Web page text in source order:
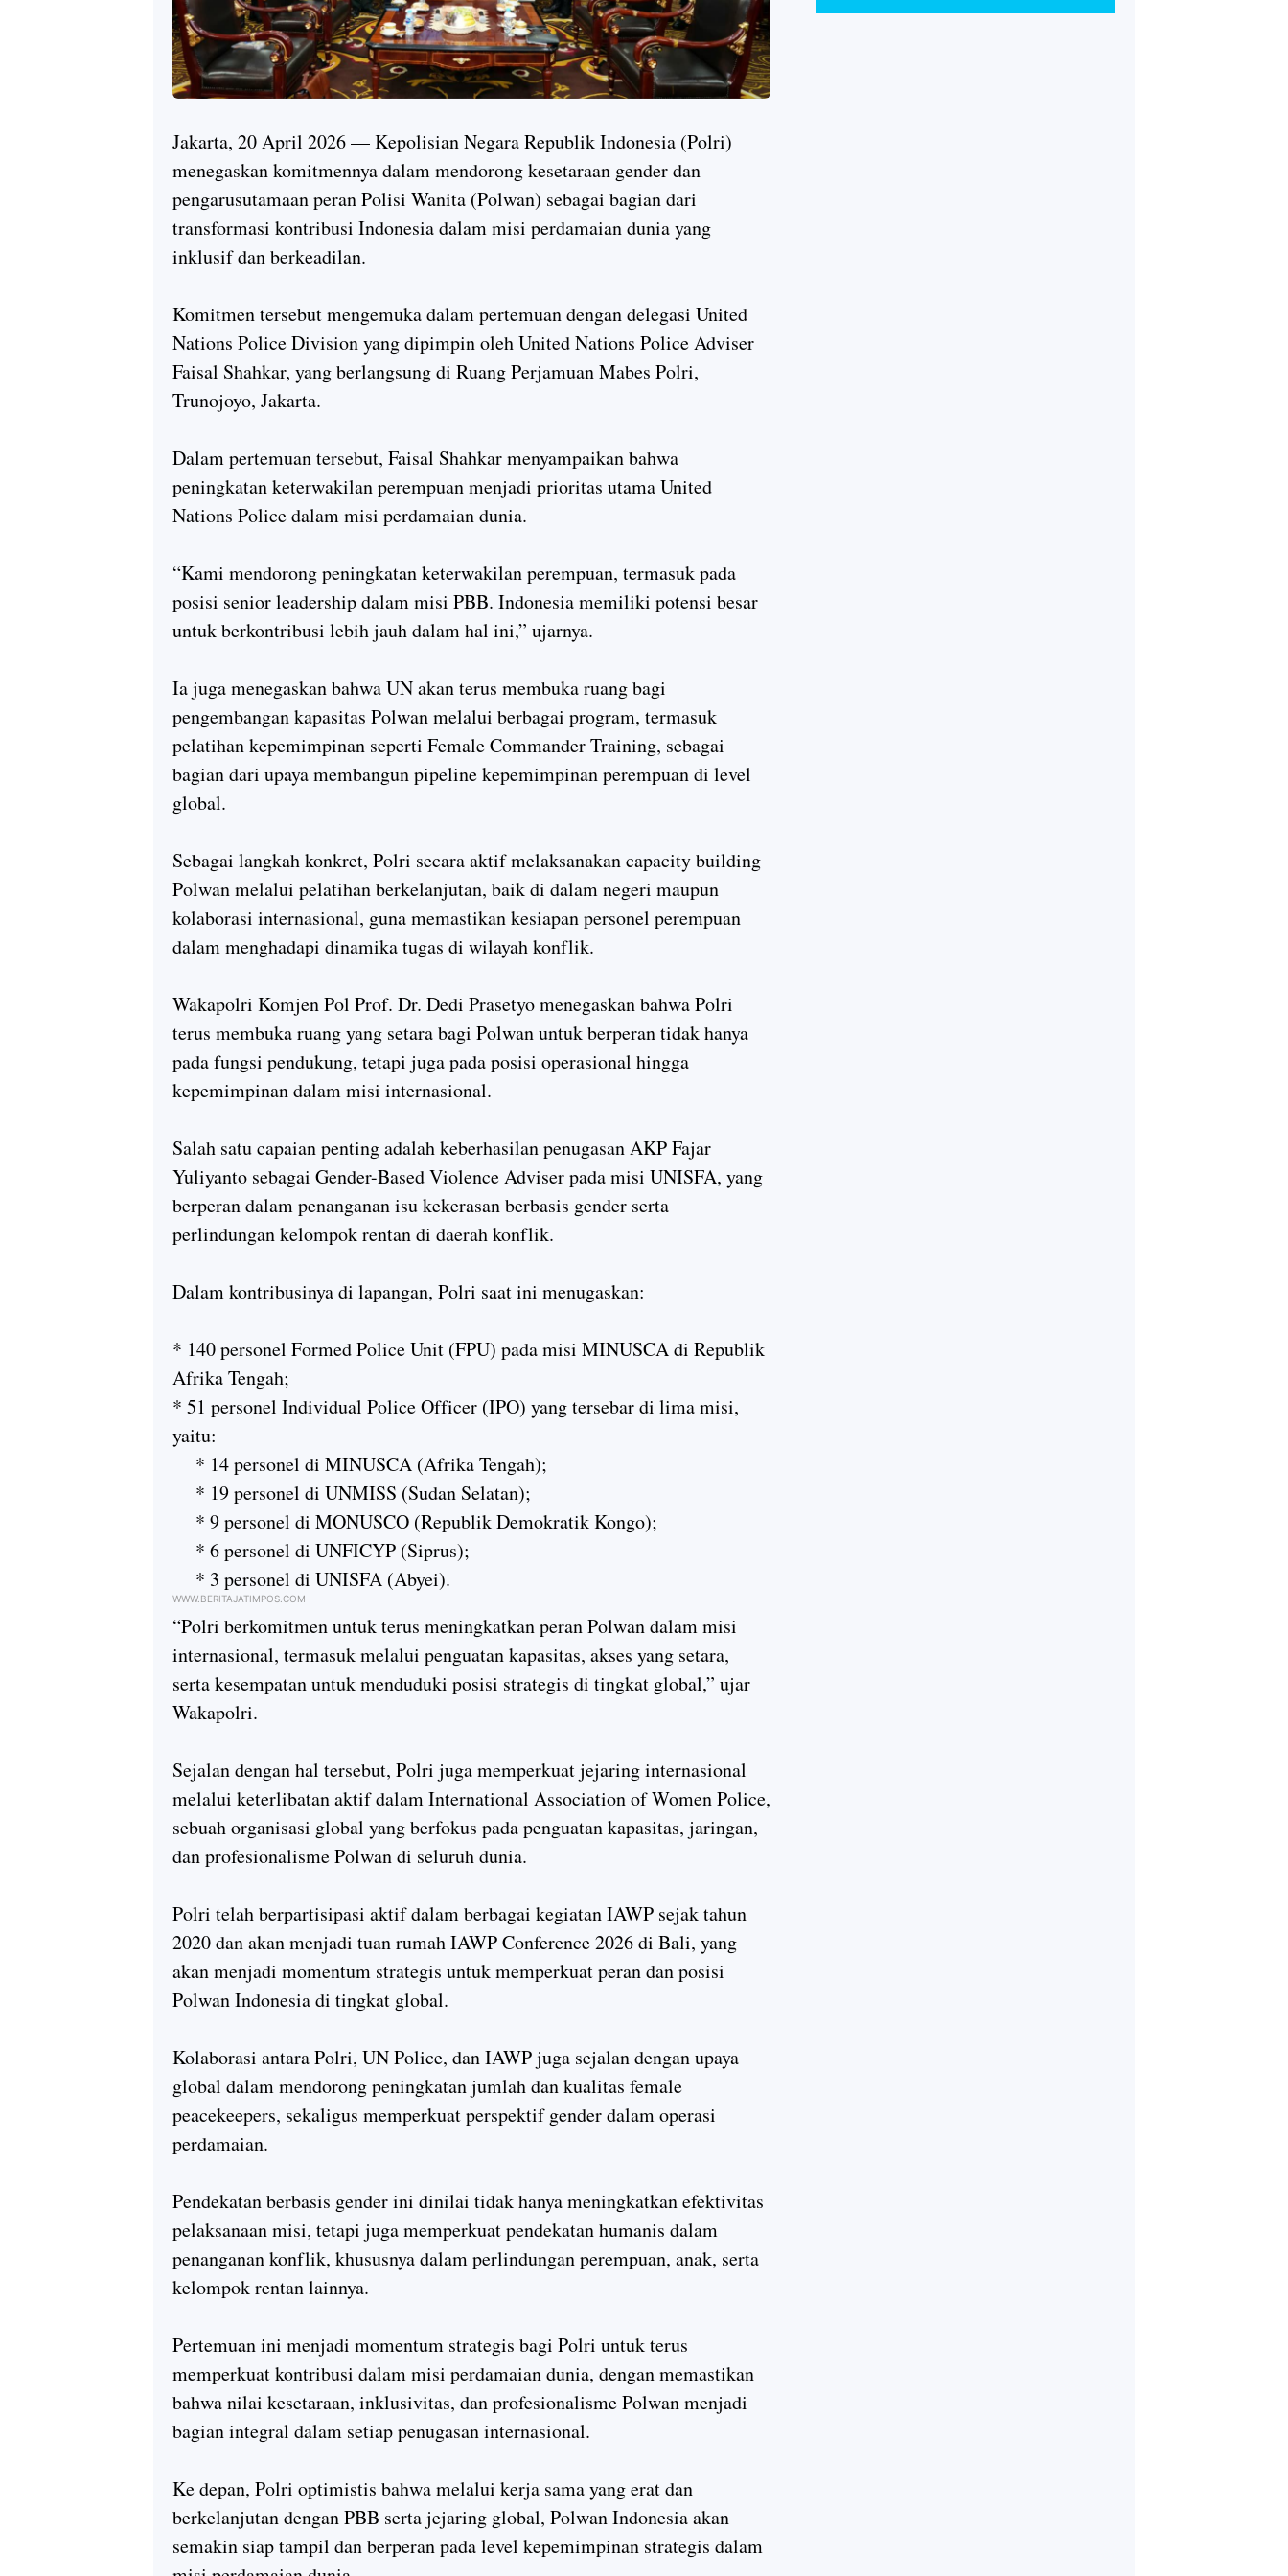
Jakarta, 20 April 2026 — Kepolisian Negara Republik Indonesia (Polri)
menegaskan komitmennya dalam mendorong kesetaraan gender dan
pengarusutamaan peran Polisi Wanita (Polwan) sebagai bagian dari
transformasi kontribusi Indonesia dalam misi perdamaian dunia yang
inklusif dan berkeadilan.
Komitmen tersebut mengemuka dalam pertemuan dengan delegasi United
Nations Police Division yang dipimpin oleh United Nations Police Adviser
Faisal Shahkar, yang berlangsung di Ruang Perjamuan Mabes Polri,
Trunojoyo, Jakarta.
Dalam pertemuan tersebut, Faisal Shahkar menyampaikan bahwa
peningkatan keterwakilan perempuan menjadi prioritas utama United
Nations Police dalam misi perdamaian dunia.
“Kami mendorong peningkatan keterwakilan perempuan, termasuk pada
posisi senior leadership dalam misi PBB. Indonesia memiliki potensi besar
untuk berkontribusi lebih jauh dalam hal ini,” ujarnya.
Ia juga menegaskan bahwa UN akan terus membuka ruang bagi
pengembangan kapasitas Polwan melalui berbagai program, termasuk
pelatihan kepemimpinan seperti Female Commander Training, sebagai
bagian dari upaya membangun pipeline kepemimpinan perempuan di level
global.
Sebagai langkah konkret, Polri secara aktif melaksanakan capacity building
Polwan melalui pelatihan berkelanjutan, baik di dalam negeri maupun
kolaborasi internasional, guna memastikan kesiapan personel perempuan
dalam menghadapi dinamika tugas di wilayah konflik.
Wakapolri Komjen Pol Prof. Dr. Dedi Prasetyo menegaskan bahwa Polri
terus membuka ruang yang setara bagi Polwan untuk berperan tidak hanya
pada fungsi pendukung, tetapi juga pada posisi operasional hingga
kepemimpinan dalam misi internasional.
Salah satu capaian penting adalah keberhasilan penugasan AKP Fajar
Yuliyanto sebagai Gender-Based Violence Adviser pada misi UNISFA, yang
berperan dalam penanganan isu kekerasan berbasis gender serta
perlindungan kelompok rentan di daerah konflik.
Dalam kontribusinya di lapangan, Polri saat ini menugaskan:
* 140 personel Formed Police Unit (FPU) pada misi MINUSCA di Republik
Afrika Tengah;
* 51 personel Individual Police Officer (IPO) yang tersebar di lima misi,
yaitu:
* 14 personel di MINUSCA (Afrika Tengah);
* 19 personel di UNMISS (Sudan Selatan);
* 9 personel di MONUSCO (Republik Demokratik Kongo);
* 6 personel di UNFICYP (Siprus);
* 3 personel di UNISFA (Abyei).
WWW.BERITAJATIMPOS.COM
“Polri berkomitmen untuk terus meningkatkan peran Polwan dalam misi
internasional, termasuk melalui penguatan kapasitas, akses yang setara,
serta kesempatan untuk menduduki posisi strategis di tingkat global,” ujar
Wakapolri.
Sejalan dengan hal tersebut, Polri juga memperkuat jejaring internasional
melalui keterlibatan aktif dalam International Association of Women Police,
sebuah organisasi global yang berfokus pada penguatan kapasitas, jaringan,
dan profesionalisme Polwan di seluruh dunia.
Polri telah berpartisipasi aktif dalam berbagai kegiatan IAWP sejak tahun
2020 dan akan menjadi tuan rumah IAWP Conference 2026 di Bali, yang
akan menjadi momentum strategis untuk memperkuat peran dan posisi
Polwan Indonesia di tingkat global.
Kolaborasi antara Polri, UN Police, dan IAWP juga sejalan dengan upaya
global dalam mendorong peningkatan jumlah dan kualitas female
peacekeepers, sekaligus memperkuat perspektif gender dalam operasi
perdamaian.
Pendekatan berbasis gender ini dinilai tidak hanya meningkatkan efektivitas
pelaksanaan misi, tetapi juga memperkuat pendekatan humanis dalam
penanganan konflik, khususnya dalam perlindungan perempuan, anak, serta
kelompok rentan lainnya.
Pertemuan ini menjadi momentum strategis bagi Polri untuk terus
memperkuat kontribusi dalam misi perdamaian dunia, dengan memastikan
bahwa nilai kesetaraan, inklusivitas, dan profesionalisme Polwan menjadi
bagian integral dalam setiap penugasan internasional.
Ke depan, Polri optimistis bahwa melalui kerja sama yang erat dan
berkelanjutan dengan PBB serta jejaring global, Polwan Indonesia akan
semakin siap tampil dan berperan pada level kepemimpinan strategis dalam